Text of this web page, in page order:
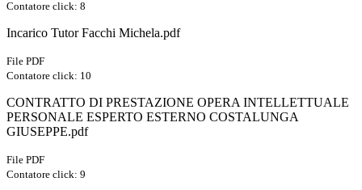
Contatore click: 8
Incarico Tutor Facchi Michela.pdf
File PDF
Contatore click: 10
CONTRATTO DI PRESTAZIONE OPERA INTELLETTUALE
PERSONALE ESPERTO ESTERNO COSTALUNGA
GIUSEPPE.pdf
File PDF
Contatore click: 9